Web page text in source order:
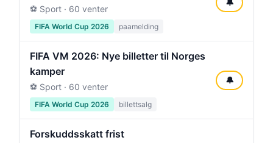
⚽ Sport · 60 venter
FIFA World Cup 2026 paamelding
🔔
FIFA VM 2026: Nye billetter til Norges
kamper
⚽ Sport · 60 venter
FIFA World Cup 2026 billettsalg
🔔
Forskuddsskatt frist